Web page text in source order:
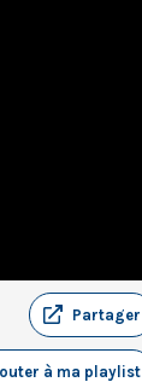
Partager
à ma playlist